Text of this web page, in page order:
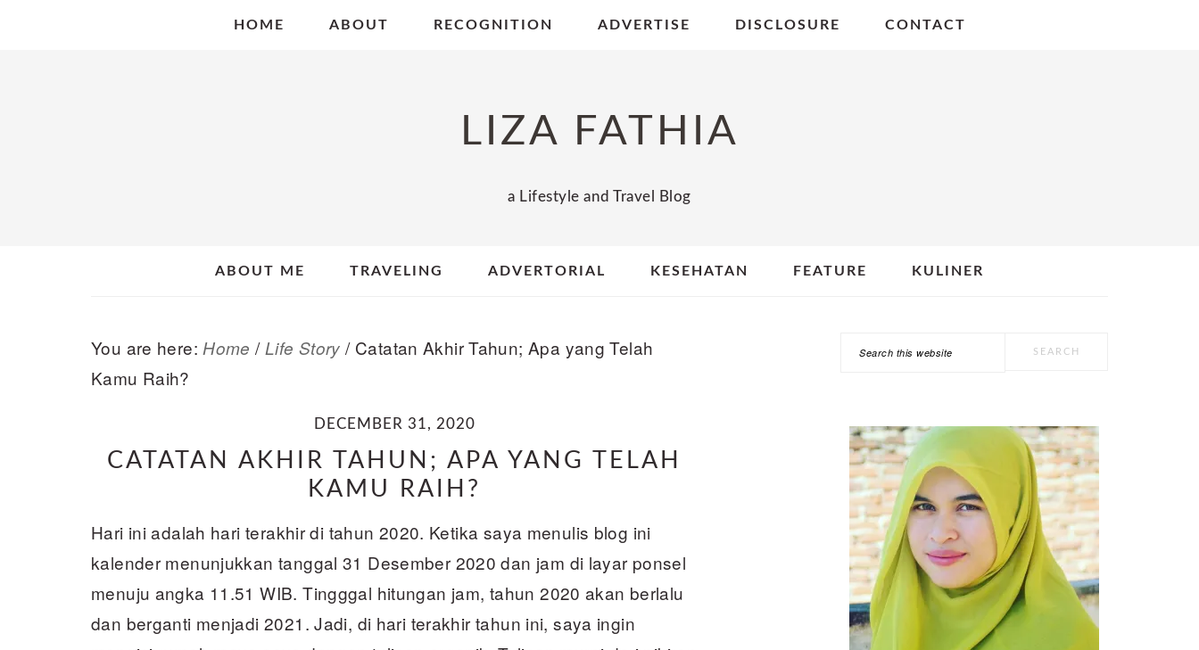
HOME ABOUT RECOGNITION ADVERTISE DISCLOSURE CONTACT
LIZA FATHIA
a Lifestyle and Travel Blog
ABOUT ME TRAVELING ADVERTORIAL KESEHATAN FEATURE KULINER
You are here: Home / Life Story /Catatan Akhir Tahun; Apa yang Telah
Kamu Raih?
DECEMBER 31, 2020
CATATAN AKHIR TAHUN; APA YANG TELAH
KAMU RAIH?
Hari ini adalah hari terakhir di tahun 2020. Ketika saya menulis blog ini
kalender menunjukkan tanggal 31 Desember 2020 dan jam di layar ponsel
menuju angka 11.51 WIB. Tingggal hitungan jam, tahun 2020 akan berlalu
dan berganti menjadi 2021. Jadi, di hari terakhir tahun ini, saya ingin
PRIMARY
Search